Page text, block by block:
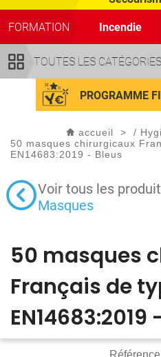
TOUTES LES CATÉGORIES
FORMATION Incendie
PROGRAMME
accueil > /
50 masques chirurgicaux
EN14683:2019 - Bleus
Voir tous les
Masques
50 masques
Français de
EN14683:2019